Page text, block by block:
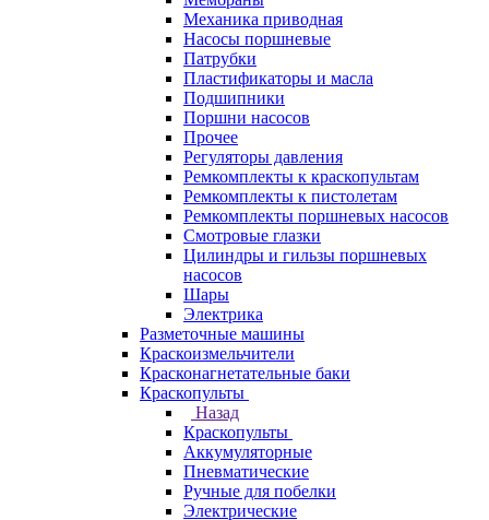
Механика приводная
Насосы поршневые
Патрубки
Пластификаторы и масла
Подшипники
Поршни насосов
Прочее
Регуляторы давления
Ремкомплекты к краскопультам
Ремкомплекты к пистолетам
Ремкомплекты поршневых насосов
Смотровые глазки
Цилиндры и гильзы поршневых
насосов
Шары
Электрика
Разметочные машины
Краскоизмельчители
Красконагнетательные баки
Краскопульты
Назад
Краскопульты
Аккумуляторные
Пневматические
Ручные для побелки
Электрические